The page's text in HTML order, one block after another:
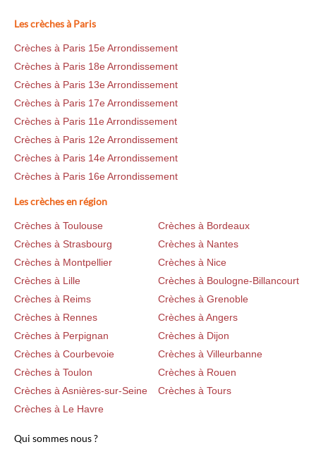
Les crèches à Paris
Crèches à Paris 15e Arrondissement
Crèches à Paris 18e Arrondissement
Crèches à Paris 13e Arrondissement
Crèches à Paris 17e Arrondissement
Crèches à Paris 11e Arrondissement
Crèches à Paris 12e Arrondissement
Crèches à Paris 14e Arrondissement
Crèches à Paris 16e Arrondissement
Les crèches en région
Crèches à Toulouse
Crèches à Bordeaux
Crèches à Strasbourg
Crèches à Nantes
Crèches à Montpellier
Crèches à Nice
Crèches à Lille
Crèches à Boulogne-Billancourt
Crèches à Reims
Crèches à Grenoble
Crèches à Rennes
Crèches à Angers
Crèches à Perpignan
Crèches à Dijon
Crèches à Courbevoie
Crèches à Villeurbanne
Crèches à Toulon
Crèches à Rouen
Crèches à Asnières-sur-Seine
Crèches à Tours
Crèches à Le Havre
Qui sommes nous ?